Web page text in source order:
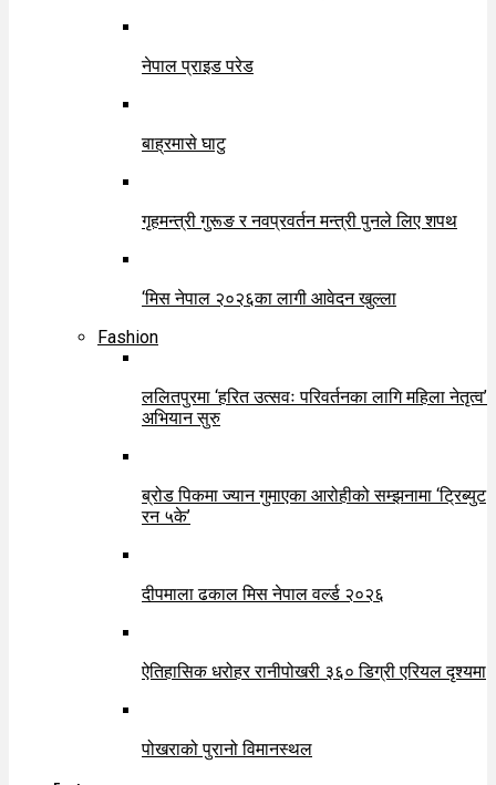
नेपाल प्राइड परेड
बाह्रमासे घाटु
गृहमन्त्री गुरूङ र नवप्रवर्तन मन्त्री पुनले लिए शपथ
‘मिस नेपाल २०२६का लागी आवेदन खुल्ला
Fashion
ललितपुरमा ‘हरित उत्सवः परिवर्तनका लागि महिला नेतृत्व’
अभियान सुरु
ब्रोड पिकमा ज्यान गुमाएका आरोहीको सम्झनामा ‘ट्रिब्युट
रन ५के’
दीपमाला ढकाल मिस नेपाल वर्ल्ड २०२६
ऐतिहासिक धरोहर रानीपोखरी ३६० डिग्री एरियल दृश्यमा
पोखराको पुरानो विमानस्थल